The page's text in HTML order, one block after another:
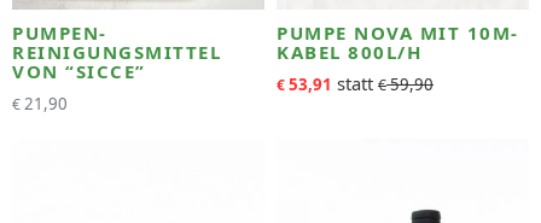
PUMPEN-
REINIGUNGSMITTEL
VON “SICCE”
€ 21,90
PUMPE NOVA MIT 10M-
KABEL 800L/H
€53,91 €59,90